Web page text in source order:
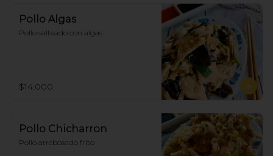
Pollo Algas
Pollo salteado con algas
$14.000
Pollo Chicharron
Pollo arrebosado frito